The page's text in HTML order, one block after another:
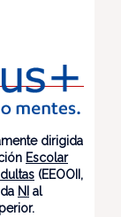
dirigida
Escolar
(EEOOII,
NI al